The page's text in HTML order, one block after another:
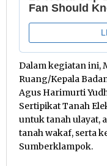
Dalam kegiatan ini,
Ruang/Kepala
Agus Harimurti
Sertipikat Tanah
untuk tanah ulayat,
tanah wakaf, serta
Sumberklampok.